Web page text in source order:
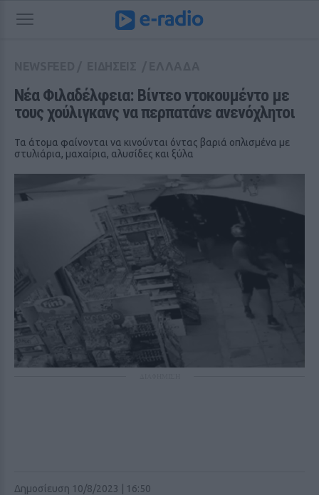
Νέα Φιλαδέλφεια: Βίντεο ντοκουμέντο με
τους χούλιγκανς να περπατάνε ανενόχλητοι
Τα άτομα φαίνονται να κινούνται όντας βαριά οπλισμένα με
στυλιάρια, μαχαίρια, αλυσίδες και ξύλα
Δημοσίευση 10/8/2023 | 16:50